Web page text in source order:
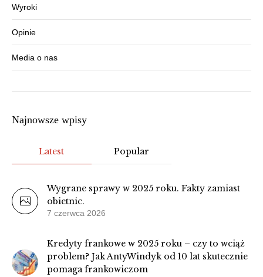
Wyroki
Opinie
Media o nas
Najnowsze wpisy
Latest Popular
Wygrane sprawy w 2025 roku. Fakty zamiast
obietnic.
7 czerwca 2026
Kredyty frankowe w 2025 roku – czy to wciąż
problem? Jak AntyWindyk od 10 lat skutecznie
pomaga frankowiczom